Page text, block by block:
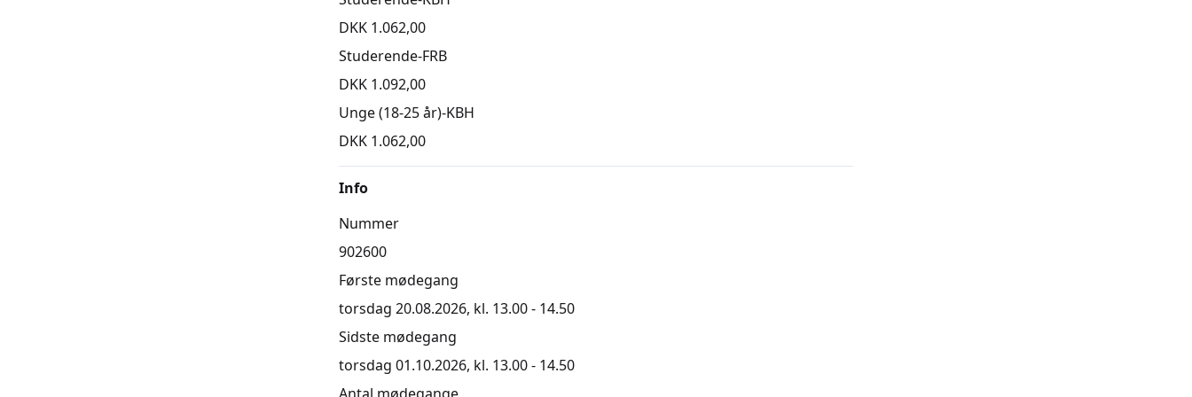
DKK 1.062,00
Studerende-FRB
DKK 1.092,00
Unge (18-25 år)-KBH
DKK 1.062,00
Info
Nummer
902600
Første mødegang
torsdag 20.08.2026, kl. 13.00 - 14.50
Sidste mødegang
torsdag 01.10.2026, kl. 13.00 - 14.50